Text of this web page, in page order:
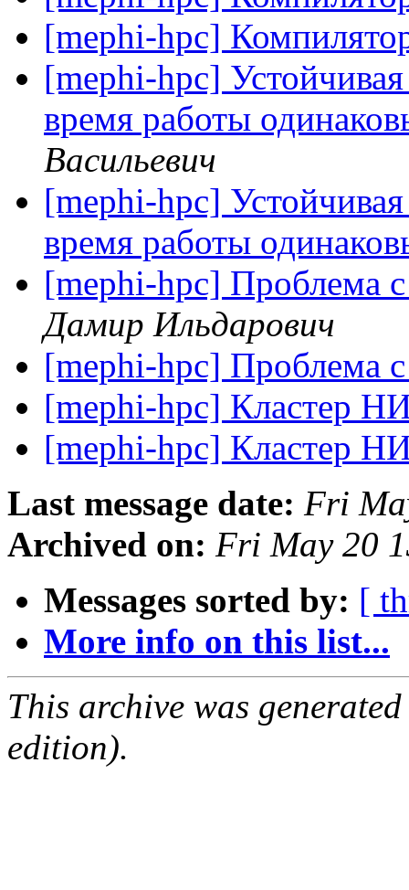
[mephi-hpc]
[mephi-hpc] Устойчивая
время работы
Васильевич
[mephi-hpc] Устойчивая
время работы
[mephi-hpc] Проблема
Дамир Ильдарович
[mephi-hpc] Проблема
[mephi-hpc]
[mephi-hpc]
Last message date: Fri
Archived on: Fri May 20
Messages sorted by: [
More info on this list...
This archive was
edition).